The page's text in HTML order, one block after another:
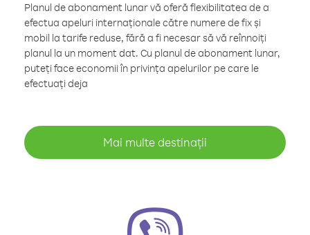
Planul de abonament lunar vă oferă flexibilitatea de a
efectua apeluri internaționale către numere de fix și
mobil la tarife reduse, fără a fi necesar să vă reînnoiți
planul la un moment dat. Cu planul de abonament lunar,
puteți face economii în privința apelurilor pe care le
efectuați deja
Mai multe destinații